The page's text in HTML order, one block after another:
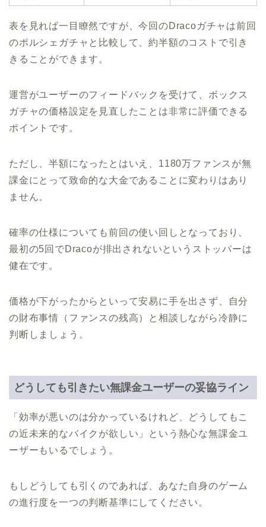
表を見れば一目瞭然ですが、今回のDracoガチャは前回
のポルシェガチャと比較して、約半額のコストで引き
きることができます。
運営がユーザーのフィードバックを受けて、ボックス
ガチャの価格設定を見直したことは非常に評価できる
ポイントです。
ただし、半額になったとはいえ、1180万ファンスが無
課金にとって致命的な大金であることに変わりはあり
ません。
確率の仕様についても前回の使い回しとなっており、
最初の5回でDracoが排出されないというストッパーは
健在です。
価格が下がったからといって安易に手を出さず、自分
の財布事情（ファンスの残高）と相談しながら冷静に
判断しましょう。
どうしても引きたい無課金ユーザーの妥協ライン
「効率が悪いのは分かっているけれど、どうしてもこ
の近未来的なバイクが欲しい」という熱心な無課金ユ
ーザーもいるでしょう。
もしどうしても引くのであれば、あなた自身のゲーム
の進行度を一つの判断基準にしてください。